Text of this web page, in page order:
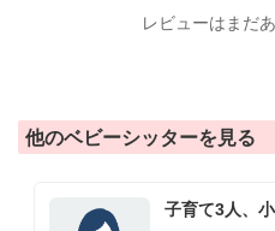
レビューはまだ
他のベビーシッターを見る
子育て3人、